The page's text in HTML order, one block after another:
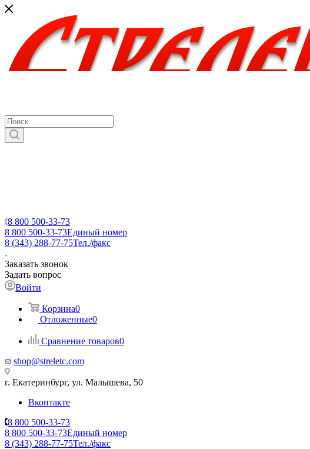
8 800 500-33-73
8 800 500-33-73Единый номер
8 (343) 288-77-75Тел./факс
Заказать звонок
Задать вопрос
Войти
Корзина0
Отложенные0
Сравнение товаров0
shop@streletc.com
г. Екатеринбург, ул. Малышева, 50
Вконтакте
8 800 500-33-73
8 800 500-33-73Единый номер
8 (343) 288-77-75Тел./факс